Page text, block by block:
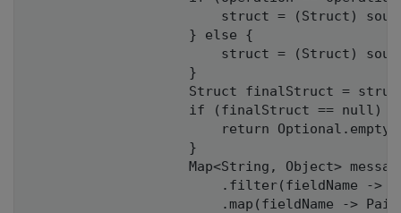
struct = (Struct)
                    } else {
struct = (Struct)
                    }
Struct finalStruct =
                    if (finalStruct == null) {
return
                    }
Map<String, Object>
.filter(fieldName ->
.map(fieldName ->